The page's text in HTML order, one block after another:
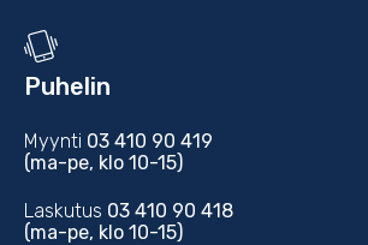
Puhelin
Myynti 03 410 90 419
(ma-pe, klo 10-15)
Laskutus 03 410 90 418
(ma-pe, klo 10-15)